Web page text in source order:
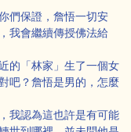
們保證，詹悟一切安
我會繼續傳授佛法給
的「林家」生了一個女
吧？詹悟是男的，怎麼
我認為這也許是有可能